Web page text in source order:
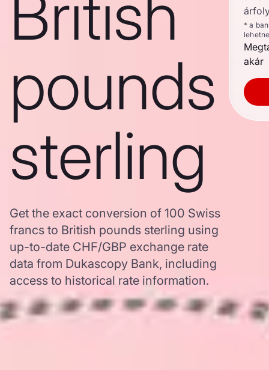
British
pounds
sterling
Get the exact conversion of 100 Swiss
francs to British pounds sterling using
up-to-date CHF/GBP exchange rate
data from Dukascopy Bank, including
access to historical rate information.
* a
akár